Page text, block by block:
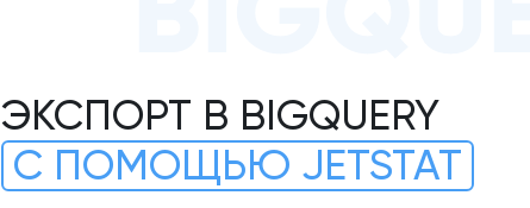
ЭКСПОРТ В BIGQUERY
С ПОМОЩЬЮ JETSTAT